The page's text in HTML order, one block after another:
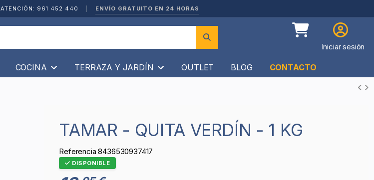
ATENCIÓN: 961 452 440 ENVÍO GRATUITO EN 24 HORAS
Iniciar sesión
COCINA TERRAZA Y JARDÍN OUTLET BLOG CONTACTO
TAMAR - QUITA VERDÍN - 1 KG
Referencia 8436530937417
DISPONIBLE